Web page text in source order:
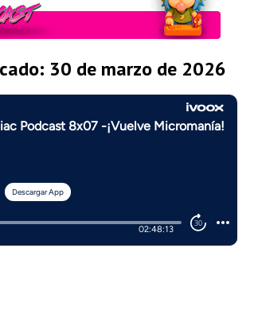
30 de marzo de 2026